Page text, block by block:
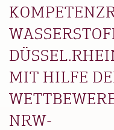
MIT HILFE
NRW-